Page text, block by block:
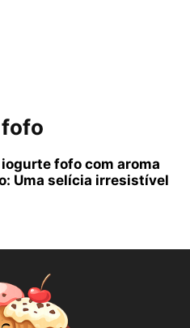
iogurte fofo com aroma
Uma selícia irresistível